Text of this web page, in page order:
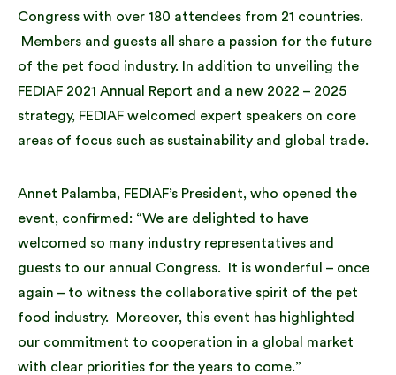
Congress with over 180 attendees from 21 countries.
Members and guests all share a passion for the future
of the pet food industry. In addition to unveiling the
FEDIAF 2021 Annual Report and a new 2022 – 2025
strategy, FEDIAF welcomed expert speakers on core
areas of focus such as sustainability and global trade.
Annet Palamba, FEDIAF’s President, who opened the
event, confirmed: “We are delighted to have
welcomed so many industry representatives and
guests to our annual Congress. It is wonderful – once
again – to witness the collaborative spirit of the pet
food industry. Moreover, this event has highlighted
our commitment to cooperation in a global market
with clear priorities for the years to come.”